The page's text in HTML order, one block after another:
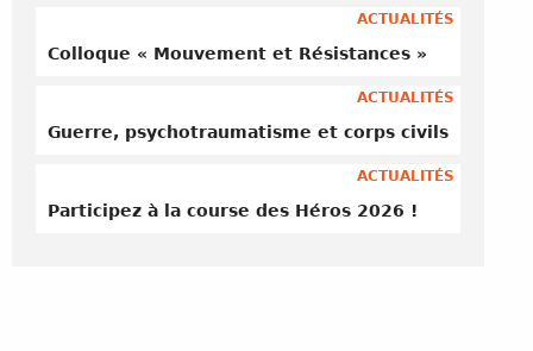
ACTUALITÉS
Colloque « Mouvement et Résistances »
ACTUALITÉS
Guerre, psychotraumatisme et corps civils
ACTUALITÉS
Participez à la course des Héros 2026 !